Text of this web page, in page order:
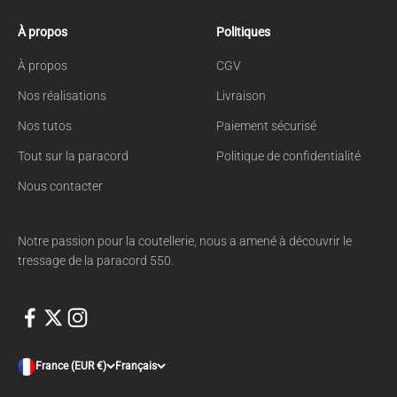
À propos
À propos
Nos réalisations
Nos tutos
Tout sur la paracord
Nous contacter
Politiques
CGV
Livraison
Paiement sécurisé
Politique de confidentialité
Notre passion pour la coutellerie, nous a amené à découvrir le
tressage de la paracord 550.
France (EUR €) Français